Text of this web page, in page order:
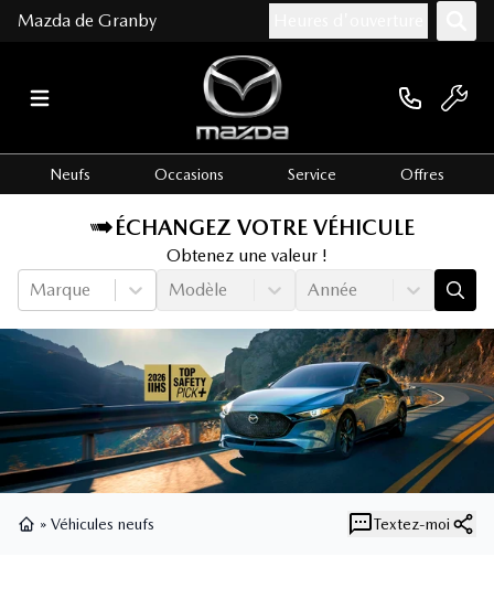
Mazda de Granby
Neufs Occasions Service Offres
ÉCHANGEZ VOTRE VÉHICULE
Obtenez une valeur !
Marque
Modèle Année
» Véhicules neufs Textez-moi